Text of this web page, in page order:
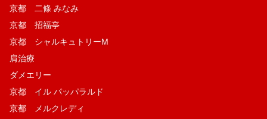
京都 二條 みなみ
京都 招福亭
京都 シャルキュトリーM
肩治療
ダメエリー
京都 イル パッパラルド
京都 メルクレディ